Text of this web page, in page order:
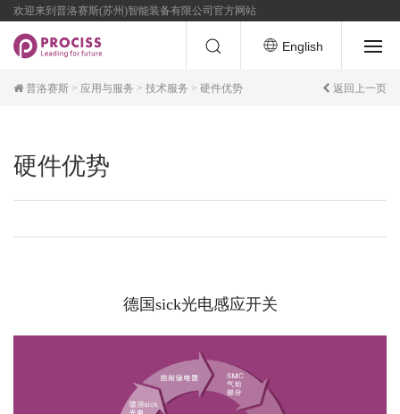
欢迎来到普洛赛斯(苏州)智能装备有限公司官方网站
English
返回上一页
普洛赛斯 > 应用与服务 > 技术服务 > 硬件优势
硬件优势
德国sick光电感应开关